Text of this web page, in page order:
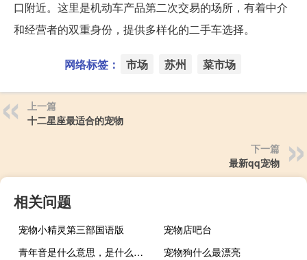
口附近。这里是机动车产品第二次交易的场所，有着中介
和经营者的双重身份，提供多样化的二手车选择。
网络标签： 市场 苏州 菜市场
上一篇
十二星座最适合的宠物
下一篇
最新qq宠物
相关问题
宠物小精灵第三部国语版
宠物店吧台
青年音是什么意思，是什么样的声音什么梗
宠物狗什么最漂亮